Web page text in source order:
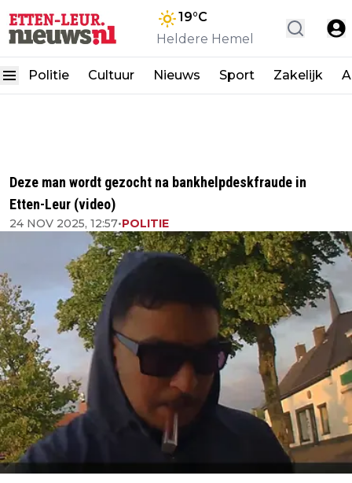
19°C
Heldere Hemel
Politie Cultuur Nieuws Sport Zakelijk
Deze man wordt gezocht na bankhelpdeskfraude in
Etten-Leur (video)
24 NOV 2025, 12:57•POLITIE